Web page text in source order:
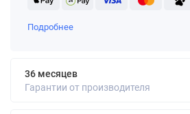
Подробнее
36 месяцев
Гарантии от производителя